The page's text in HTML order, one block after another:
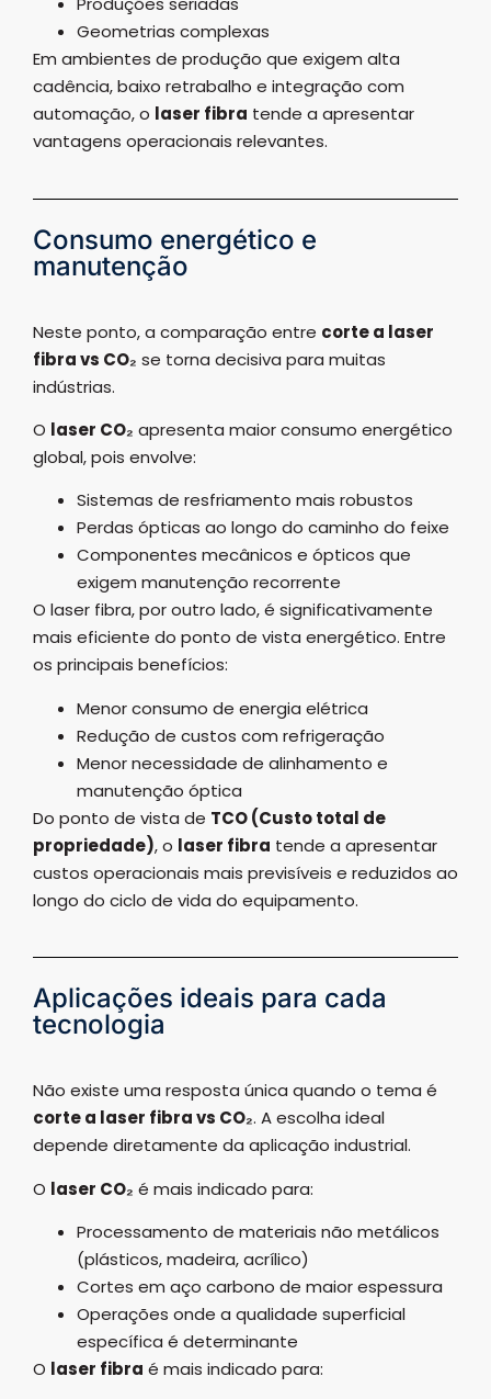
Geometrias complexas
Em ambientes de produção que exigem alta
cadência, baixo retrabalho e integração com
automação, o laser fibra tende a apresentar
vantagens operacionais relevantes.
Consumo energético e
manutenção
Neste ponto, a comparação entre corte a laser
fibra vs CO₂ se torna decisiva para muitas
indústrias.
O laser CO₂ apresenta maior consumo energético
global, pois envolve:
Sistemas de resfriamento mais robustos
Perdas ópticas ao longo do caminho do feixe
Componentes mecânicos e ópticos que
exigem manutenção recorrente
O laser fibra, por outro lado, é significativamente
mais eficiente do ponto de vista energético. Entre
os principais benefícios:
Menor consumo de energia elétrica
Redução de custos com refrigeração
Menor necessidade de alinhamento e
manutenção óptica
Do ponto de vista de TCO (Custo total de
propriedade), o laser fibra tende a apresentar
custos operacionais mais previsíveis e reduzidos ao
longo do ciclo de vida do equipamento.
Aplicações ideais para cada
tecnologia
Não existe uma resposta única quando o tema é
corte a laser fibra vs CO₂. A escolha ideal
depende diretamente da aplicação industrial.
O laser CO₂ é mais indicado para:
Processamento de materiais não metálicos
(plásticos, madeira, acrílico)
Cortes em aço carbono de maior espessura
Operações onde a qualidade superficial
específica é determinante
O laser fibra é mais indicado para: